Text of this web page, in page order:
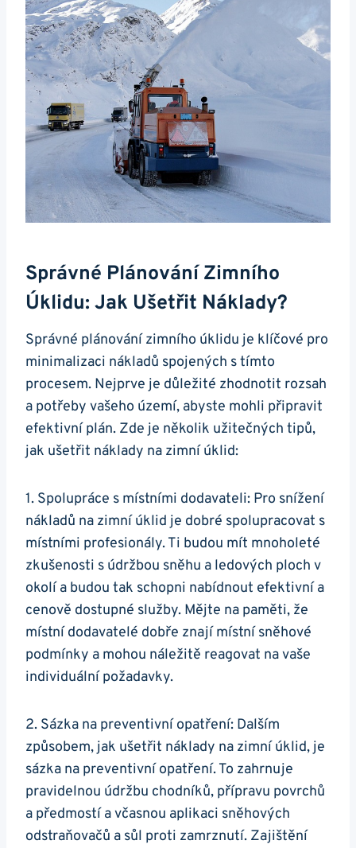
Správné Plánování Zimního
Úklidu: Jak Ušetřit Náklady?
Správné plánování zimního úklidu je klíčové pro
minimalizaci nákladů spojených s tímto
procesem. Nejprve je důležité zhodnotit rozsah
a potřeby vašeho území, abyste mohli připravit
efektivní plán. Zde je několik užitečných tipů,
jak ušetřit náklady na zimní úklid:
1. Spolupráce s místními dodavateli: Pro snížení
nákladů na zimní úklid je dobré spolupracovat s
místními profesionály. Ti budou mít mnoholeté
zkušenosti s údržbou sněhu a ledových ploch v
okolí a budou tak schopni nabídnout efektivní a
cenově dostupné služby. Mějte na paměti, že
místní dodavatelé dobře znají místní sněhové
podmínky a mohou náležitě reagovat na vaše
individuální požadavky.
2. Sázka na preventivní opatření: Dalším
způsobem, jak ušetřit náklady na zimní úklid, je
sázka na preventivní opatření. To zahrnuje
pravidelnou údržbu chodníků, přípravu povrchů
a předmostí a včasnou aplikaci sněhových
odstraňovačů a sůl proti zamrznutí. Zajištění